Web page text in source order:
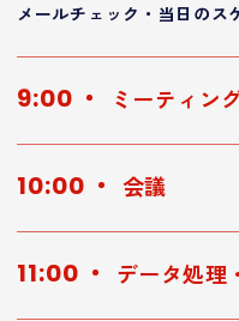
メールチェック・当日のス
9:00 ミーティン
10:00 会議
11:00 データ処理